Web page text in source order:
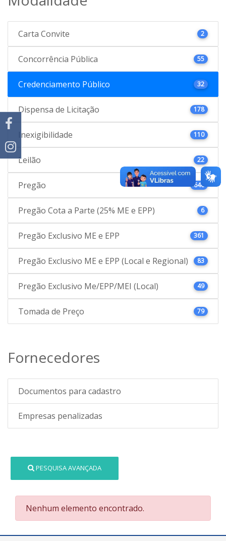
Carta Convite 2
Concorrência Pública 55
Credenciamento Público 32
Dispensa de Licitação 178
Inexigibilidade 110
Leilão 22
Pregão 646
Pregão Cota a Parte (25% ME e EPP) 6
Pregão Exclusivo ME e EPP 361
Pregão Exclusivo ME e EPP (Local e Regional) 83
Pregão Exclusivo Me/EPP/MEI (Local) 49
Tomada de Preço 79
Fornecedores
Documentos para cadastro
Empresas penalizadas
PESQUISA AVANÇADA
Nenhum elemento encontrado.